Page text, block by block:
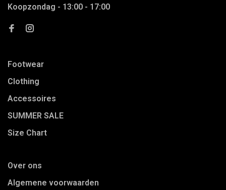
Koopzondag - 13:00 - 17:00
Footwear
Clothing
Accessoires
SUMMER SALE
Size Chart
Over ons
Algemene voorwaarden